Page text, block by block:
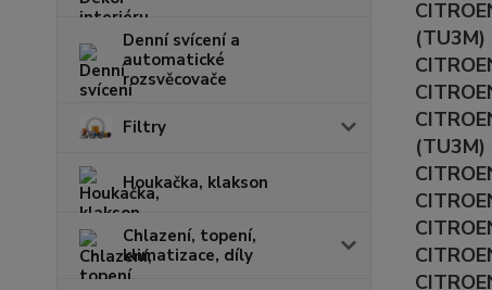
Denní svícení a
automatické
rozsvěcovače
Filtry
Houkačka, klakson
Chlazení, topení,
klimatizace, díly
(TU3M)
(TU3M)